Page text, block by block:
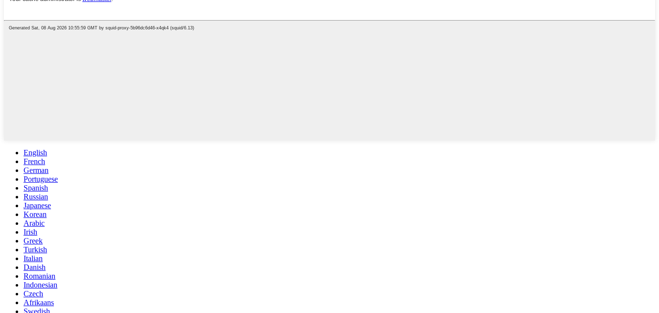
English
French
German
Portuguese
Spanish
Russian
Japanese
Korean
Arabic
Irish
Greek
Turkish
Italian
Danish
Romanian
Indonesian
Czech
Afrikaans